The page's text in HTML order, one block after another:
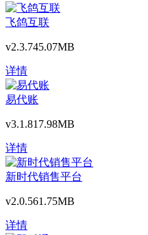
飞鸽互联
v2.3.745.07MB
详情
易代账
v3.1.817.98MB
详情
新时代销售平台
v2.0.561.75MB
详情